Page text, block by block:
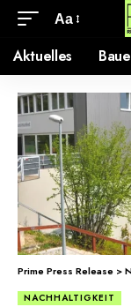
Aa
Aktuelles
Prime Press Release >
NACHHALTIGKEIT